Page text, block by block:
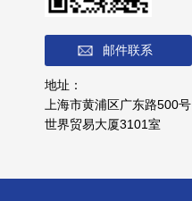
邮件联系
地址：
上海市黄浦区广东路500号
世界贸易大厦3101室